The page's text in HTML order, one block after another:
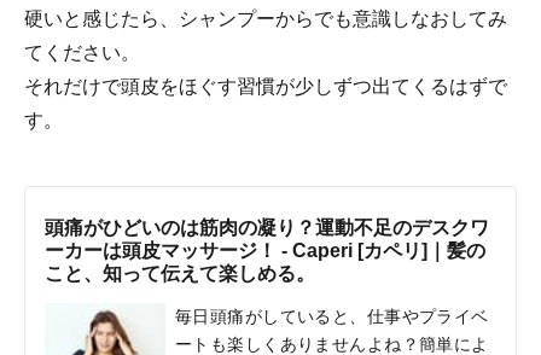
硬いと感じたら、シャンプーからでも意識しなおしてみ
てください。
それだけで頭皮をほぐす習慣が少しずつ出てくるはずで
す。
頭痛がひどいのは筋肉の凝り？運動不足のデスクワ
ーカーは頭皮マッサージ！ - Caperi [カペリ]｜髪の
こと、知って伝えて楽しめる。
毎日頭痛がしていると、仕事やプライベ
ートも楽しくありませんよね？簡単によ